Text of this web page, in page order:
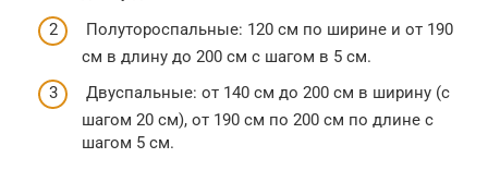
Полутороспальные: 120 см по ширине и от 190
см в длину до 200 см с шагом в 5 см.
Двуспальные: от 140 см до 200 см в ширину (с
шагом 20 см), от 190 см по 200 см по длине с
шагом 5 см.